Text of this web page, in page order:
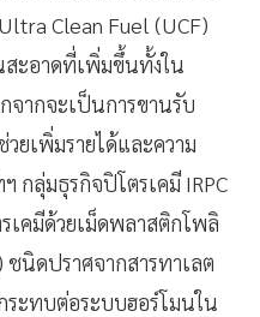
Clean Fuel (UCF)
สะอาดที่เพิ่มขึ้นทั้งใน
จากจะเป็นการขานรับ
ยเพิ่มรายได้และความ
กลุ่มธุรกิจปิโตรเคมี IRPC
คมีด้วยเม็ดพลาสติกโพลิ
นิดปราศจากสารทาเลต
ะทบต่อระบบฮอร์โมนใน